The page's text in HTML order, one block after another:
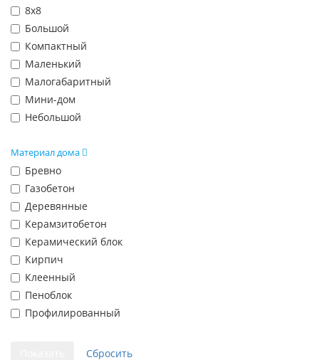
8х8
Большой
Компактный
Маленький
Малогабаритный
Мини-дом
Небольшой
Материал дома
Бревно
Газобетон
Деревянные
Керамзитобетон
Керамический блок
Кирпич
Клеенный
Пеноблок
Профилированный